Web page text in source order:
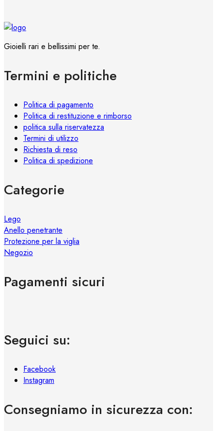
Le
opzioni
possono
scelte
del
prodotto
Gioielli rari e bellissimi per te.
Termini e politiche
Politica di pagamento
Politica di restituzione e rimborso
politica sulla riservatezza
Termini di utilizzo
Richiesta di reso
Politica di spedizione
Categorie
Lego
Anello penetrante
Protezione per la viglia
Negozio
Pagamenti sicuri
Seguici su:
Facebook
Instagram
Consegniamo in sicurezza con: